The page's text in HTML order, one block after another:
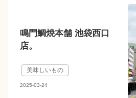
鳴門鯛焼本舗 池袋西口
店。
美味しいもの
2025-03-24